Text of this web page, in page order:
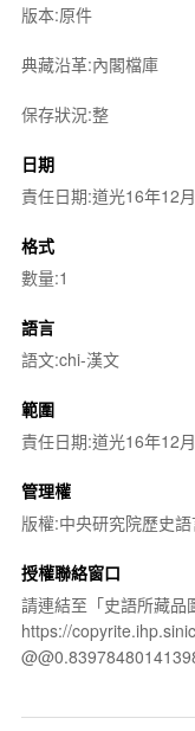
版本:原件
典藏沿革:內閣檔庫
保存狀況:整
日期
責任日期:道光16年12
格式
數量:1
語言
語文:chi-漢文
範圍
責任日期:道光16年12
管理權
版權:中央研究院歷史
授權聯絡窗口
請連結至「史語所藏品
https://